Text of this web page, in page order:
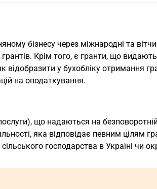
бізнесу через міжнародні та
Крім того, є гранти, що
у бухобліку отримання
на оподаткування.
що надаються на
яка відповідає певним цілям
господарства в Україні чи